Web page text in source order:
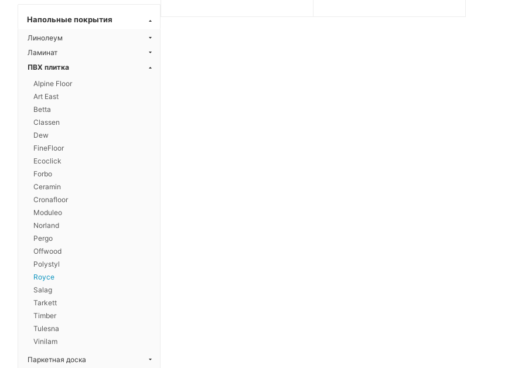
Напольные покрытия
Линолеум
Ламинат
ПВХ плитка
Alpine Floor
Art East
Betta
Classen
Dew
FineFloor
Ecoclick
Forbo
Ceramin
Cronafloor
Moduleo
Norland
Pergo
Offwood
Polystyl
Royce
Salag
Tarkett
Timber
Tulesna
Vinilam
Паркетная доска